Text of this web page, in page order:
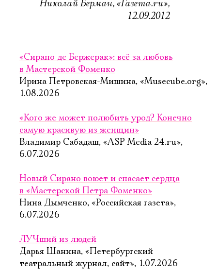
Николай Берман, «Газета.ru»,
12.09.2012
«Сирано де Бержерак»: всё за любовь
в Мастерской Фоменко
Ирина Петровская-Мишина, «Musecube.org»,
1.08.2026
«Кого же может полюбить урод? Конечно
самую красивую из женщин»
Владимир Сабадаш, «ASP Media 24.ru»,
6.07.2026
Новый Сирано воюет и спасает сердца
в «Мастерской Петра Фоменко»
Нина Дымченко, «Российская газета»,
6.07.2026
ЛУЧший из людей
Дарья Шанина, «Петербургский
театральный журнал, сайт», 1.07.2026